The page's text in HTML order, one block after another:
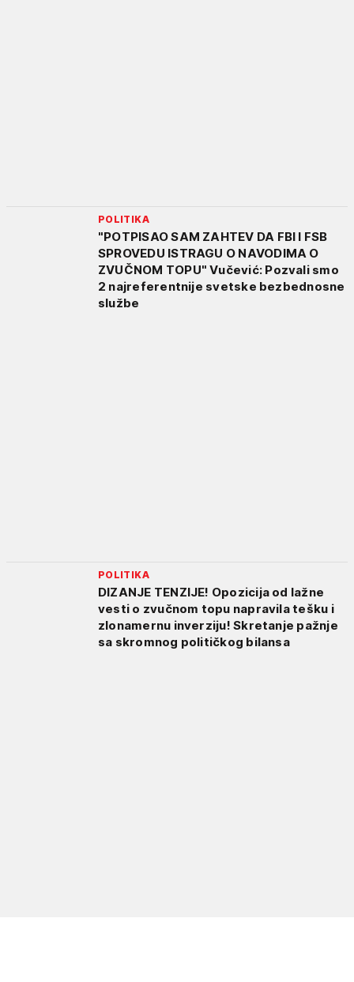
POLITIKA
"POTPISAO SAM ZAHTEV DA FBI I FSB
SPROVEDU ISTRAGU O NAVODIMA O
ZVUČNOM TOPU" Vučević: Pozvali smo
2 najreferentnije svetske bezbednosne
službe
POLITIKA
DIZANJE TENZIJE! Opozicija od lažne
vesti o zvučnom topu napravila tešku i
zlonamernu inverziju! Skretanje pažnje
sa skromnog političkog bilansa